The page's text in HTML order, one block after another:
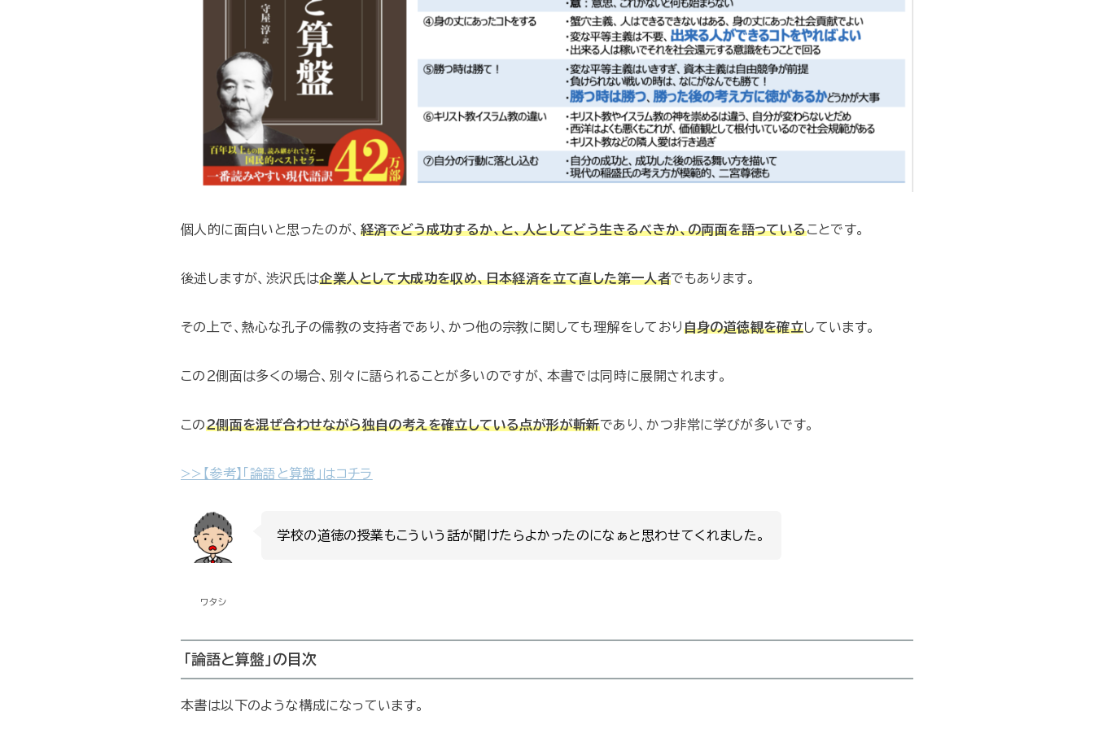
個人的に面白いと思ったのが、 経済でどう成功するか、と、人としてどう生きるべきか、の両面を語っていることです。
後述しますが、渋沢氏は企業人として大成功を収め、日本経済を立て直した第一人者でもあります。
その上で、熱心な孔子の儒教の支持者であり、かつ他の宗教に関しても理解をしており自身の道徳観を確立 しています。
この２側面は多くの場合、別々に語られることが多いのですが、本書では同時に展開されます。
この２側面を混ぜ合わせながら独自の考えを確立している点が形が斬新であり、かつ非常に学びが多いです。
>>【参考】「論語と算盤」はコチラ
ワタシ
学校の道徳の授業もこういう話が聞けたらよかったのになぁと思わせてくれました。
「論語と算盤」の目次
本書は以下のような構成になっています。